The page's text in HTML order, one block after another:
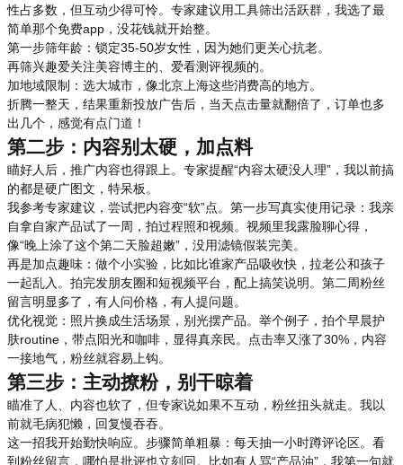
性占多数，但互动少得可怜。专家建议用工具筛出活跃群，我选了最
简单那个免费app，没花钱就开始整。
第一步筛年龄：锁定35-50岁女性，因为她们更关心抗老。
再筛兴趣爱关注美容博主的、爱看测评视频的。
加地域限制：选大城市，像北京上海这些消费高的地方。
折腾一整天，结果重新投放广告后，当天点击量就翻倍了，订单也多
出几个，感觉有点门道！
第二步：内容别太硬，加点料
瞄好人后，推广内容也得跟上。专家提醒“内容太硬没人理”，我以前搞
的都是硬广图文，特呆板。
我参考专家建议，尝试把内容变“软”点。第一步写真实使用记录：我亲
自拿自家产品试了一周，拍过程照和视频。视频里我露脸聊心得，
像“晚上涂了这个第二天脸超嫩”，没用滤镜假装完美。
再是加点趣味：做个小实验，比如比谁家产品吸收快，拉老公和孩子
一起乱入。拍完发朋友圈和短视频平台，配上搞笑说明。第二周粉丝
留言明显多了，有人问价格，有人提问题。
优化视觉：照片换成生活场景，别光摆产品。举个例子，拍个早晨护
肤routine，带点阳光和咖啡，显得真亲民。点击率又涨了30%，内容
一接地气，粉丝就容易上钩。
第三步：主动撩粉，别干晾着
瞄准了人、内容也软了，但专家说如果不互动，粉丝扭头就走。我以
前就毛病犯懒，回复慢吞吞。
这一招我开始勤快响应。步骤简单粗暴：每天抽一小时蹲评论区。看
到粉丝留言，哪怕是批评也立刻回。比如有人骂“产品油”，我第一句就